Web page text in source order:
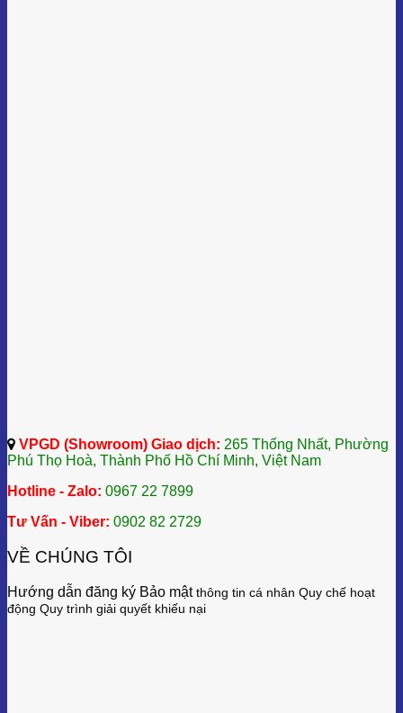
VPGD (Showroom) Giao dịch: 265 Thống Nhất, Phường
Phú Thọ Hoà, Thành Phố Hồ Chí Minh, Việt Nam
Hotline - Zalo: 0967 22 7899
Tư Vấn - Viber: 0902 82 2729
VỀ CHÚNG TÔI
Hướng dẫn đăng ký Bảo mậtthông tin cá nhân Quy chế hoạt
động Quy trình giải quyết khiếu nại